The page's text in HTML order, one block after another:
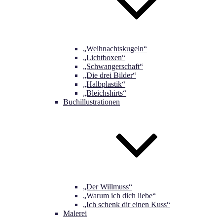
„Weihnachtskugeln“
„Lichtboxen“
„Schwangerschaft“
„Die drei Bilder“
„Halbplastik“
„Bleichshirts“
Buchillustrationen
„Der Willmuss“
„Warum ich dich liebe“
„Ich schenk dir einen Kuss“
Malerei